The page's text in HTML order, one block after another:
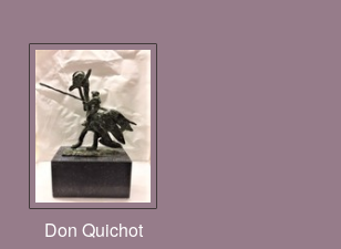
Don Quichot